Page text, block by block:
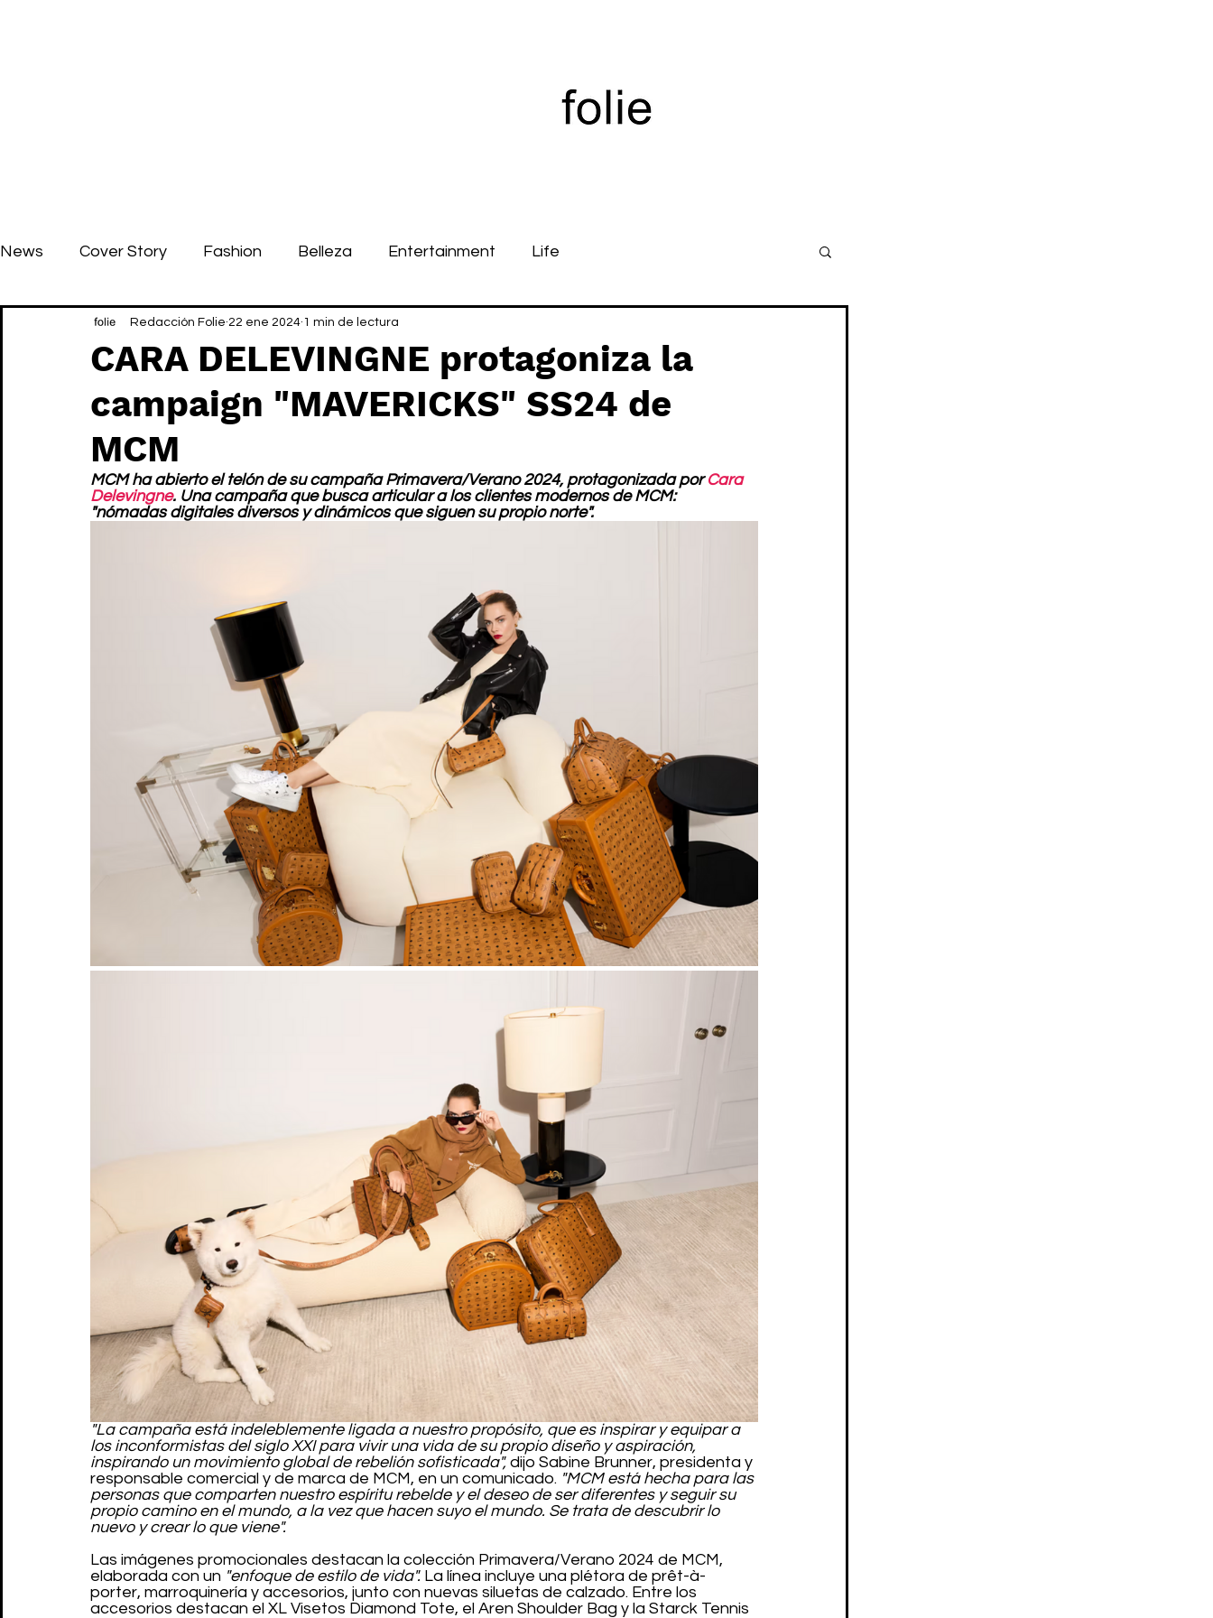
News Cover Story Fashion Belleza Entertainment Life
CARA DELEVINGNE protagoniza la
campaign "MAVERICKS" SS24 de
MCM
Redacción Folie 22 ene 2024 1 min de lectura
MCM ha abierto el telón de su campaña Primavera/Verano 2024, protagonizada por Cara
Delevingne. Una campaña que busca articular a los clientes modernos de MCM:
"nómadas digitales diversos y dinámicos que siguen su propio norte".
"La campaña está indeleblemente ligada a nuestro propósito, que es inspirar y equipar a
los inconformistas del siglo XXI para vivir una vida de su propio diseño y aspiración,
inspirando un movimiento global de rebelión sofisticada", dijo Sabine Brunner, presidenta y
responsable comercial y de marca de MCM, en un comunicado. "MCM está hecha para las
personas que comparten nuestro espíritu rebelde y el deseo de ser diferentes y seguir su
propio camino en el mundo, a la vez que hacen suyo el mundo. Se trata de descubrir lo
nuevo y crear lo que viene".
Las imágenes promocionales destacan la colección Primavera/Verano 2024 de MCM,
elaborada con un "enfoque de estilo de vida". La línea incluye una plétora de prêt-à-
porter, marroquinería y accesorios, junto con nuevas siluetas de calzado. Entre los
accesorios destacan el XL Visetos Diamond Tote, el Aren Shoulder Bag y la Starck Tennis